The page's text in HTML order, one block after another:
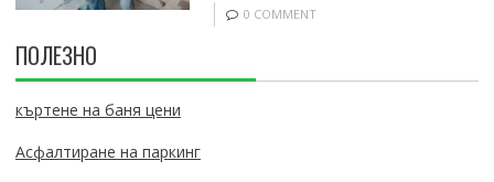
0 COMMENT
ПОЛЕЗНО
къртене на баня цени
Асфалтиране на паркинг